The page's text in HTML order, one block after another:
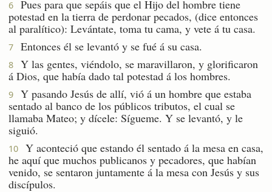
6
Pues para que sepáis que el Hijo del hombre tiene
potestad en la tierra de perdonar pecados, (dice entonces
al paralítico): Levántate, toma tu cama, y vete á tu casa.
7 Entonces él se levantó y se fué á su casa.
8
Y las gentes, viéndolo, se maravillaron, y glorificaron
á Dios, que había dado tal potestad á los hombres.
9
Y pasando Jesús de allí, vió á un hombre que estaba
sentado al banco de los públicos tributos, el cual se
llamaba Mateo; y dícele: Sígueme. Y se levantó, y le
siguió.
10
Y aconteció que estando él sentado á la mesa en casa,
he aquí que muchos publicanos y pecadores, que habían
venido, se sentaron juntamente á la mesa con Jesús y sus
discípulos.